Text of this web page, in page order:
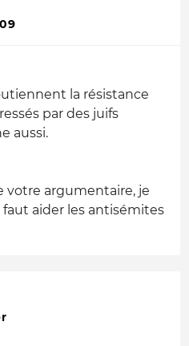
la résistance
par des juifs
aussi.
votre argumentaire, je
faut aider les antisémites